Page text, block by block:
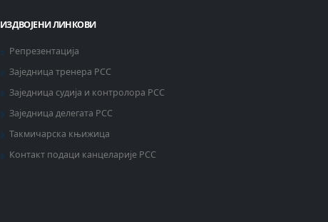
ИЗДВОЈЕНИ ЛИНКОВИ
Репрезентација
Заједница тренера РСС
Заједница судија и контролора РСС
Заједница делегата РСС
Такмичарска књижица
Контакт подаци канцеларије РСС